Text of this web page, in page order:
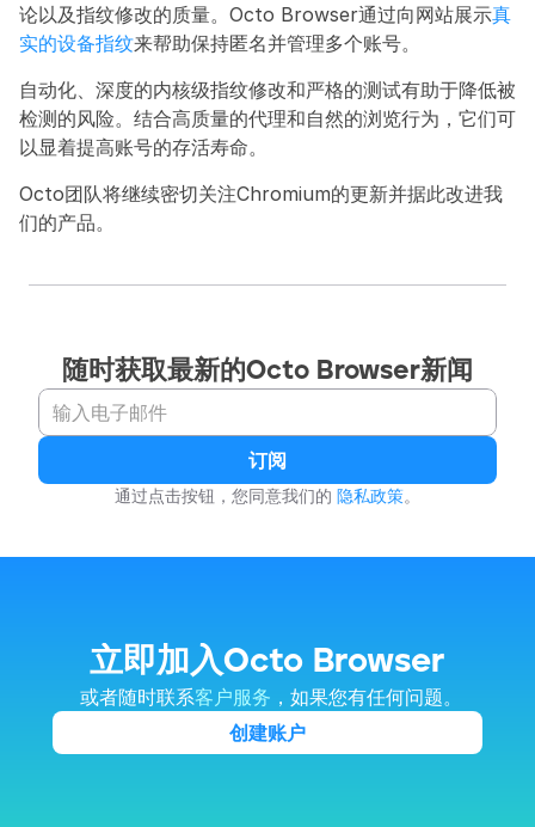
论以及指纹修改的质量。Octo Browser通过向网站展示真
实的设备指纹来帮助保持匿名并管理多个账号。
自动化、深度的内核级指纹修改和严格的测试有助于降低被
检测的风险。结合高质量的代理和自然的浏览行为，它们可
以显着提高账号的存活寿命。
Octo团队将继续密切关注Chromium的更新并据此改进我
们的产品。
随时获取最新的Octo Browser新闻
订阅
通过点击按钮，您同意我们的 隐私政策。
立即加入Octo Browser
或者随时联系客户服务 ，如果您有任何问题。
创建账户